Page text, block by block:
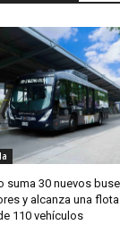
suma 30 nuevos
y alcanza una flota
110 vehículos